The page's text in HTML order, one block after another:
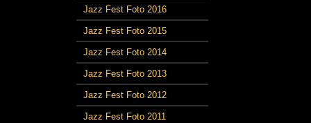
Jazz Fest Foto 2016
Jazz Fest Foto 2015
Jazz Fest Foto 2014
Jazz Fest Foto 2013
Jazz Fest Foto 2012
Jazz Fest Foto 2011